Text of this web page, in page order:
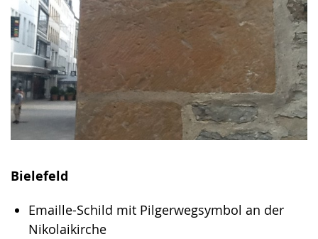
Bielefeld
Emaille-Schild mit Pilgerwegsymbol an der
Nikolaikirche